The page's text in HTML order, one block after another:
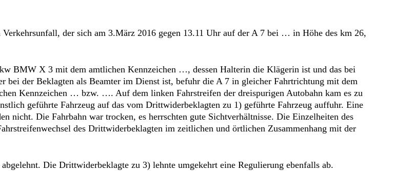
der sich am 3.März 2016 gegen 13.11 Uhr auf der A 7 bei … in Höhe des km 26,
BMW X 3 mit dem amtlichen Kennzeichen …, dessen Halterin die Klägerin ist und das bei
der Beklagten als Beamter im Dienst ist, befuhr die A 7 in gleicher Fahrtrichtung mit dem
Kennzeichen … bzw. …. Auf dem linken Fahrstreifen der dreispurigen Autobahn kam es zu
geführte Fahrzeug auf das vom Drittwiderbeklagten zu 1) geführte Fahrzeug auffuhr. Eine
nicht. Die Fahrbahn war trocken, es herrschten gute Sichtverhältnisse. Die Einzelheiten des
des Drittwiderbeklagten im zeitlichen und örtlichen Zusammenhang mit der
Die Drittwiderbeklagte zu 3) lehnte umgekehrt eine Regulierung ebenfalls ab.